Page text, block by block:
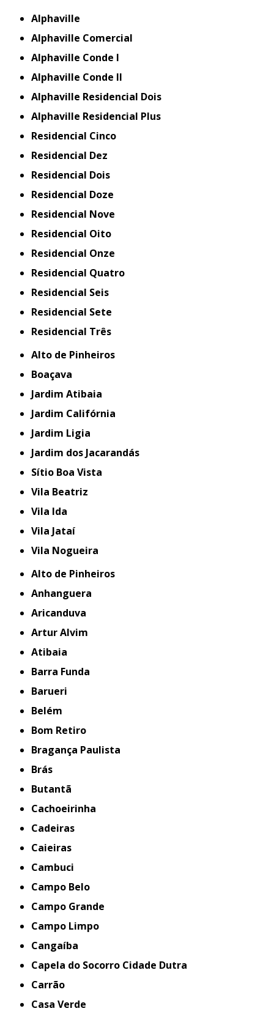
Alphaville
Alphaville Comercial
Alphaville Conde I
Alphaville Conde II
Alphaville Residencial Dois
Alphaville Residencial Plus
Residencial Cinco
Residencial Dez
Residencial Dois
Residencial Doze
Residencial Nove
Residencial Oito
Residencial Onze
Residencial Quatro
Residencial Seis
Residencial Sete
Residencial Três
Alto de Pinheiros
Boaçava
Jardim Atibaia
Jardim Califórnia
Jardim Ligia
Jardim dos Jacarandás
Sítio Boa Vista
Vila Beatriz
Vila Ida
Vila Jataí
Vila Nogueira
Alto de Pinheiros
Anhanguera
Aricanduva
Artur Alvim
Atibaia
Barra Funda
Barueri
Belém
Bom Retiro
Bragança Paulista
Brás
Butantã
Cachoeirinha
Cadeiras
Caieiras
Cambuci
Campo Belo
Campo Grande
Campo Limpo
Cangaíba
Capela do Socorro Cidade Dutra
Carrão
Casa Verde